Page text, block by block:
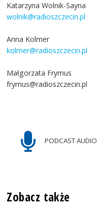
Katarzyna Wolnik-Sayna
wolnik@radioszczecin.pl
Anna Kolmer
kolmer@radioszczecin.pl
Małgorzata Frymus
frymus@radioszczecin.pl
PODCAST AUDIO
Zobacz także